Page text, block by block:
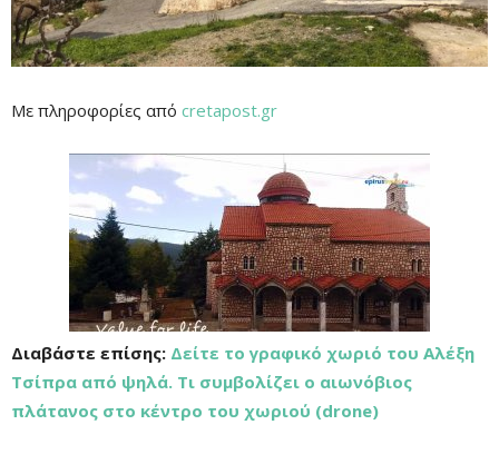
Με πληροφορίες από cretapost.gr
Διαβάστε επίσης: Δείτε το γραφικό χωριό του Αλέξη
Τσίπρα από ψηλά. Τι συμβολίζει ο αιωνόβιος
πλάτανος στο κέντρο του χωριού (drone)